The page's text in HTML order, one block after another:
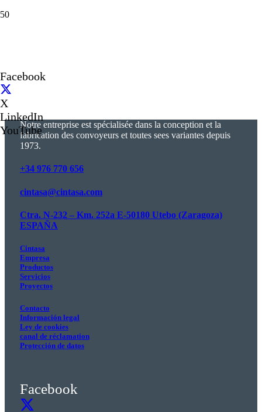
Facebook
X
LinkedIn
YouTubeNotre entreprise est spécialisée dans la conception et la
fabrication des convoyeurs et toutes sees variantes depuis
1973.
+34 976 770 656
cintasa@cintasa.com
Ctra. N-232 – Km. 252a E-50180 Utebo (Zaragoza)
ESPAÑA
Cintasa
Empresa
Productos
Servicios
Proyectos
Contacto
Información legal
Ley de cookies
canal de réclamation
Protección de datos
Facebook